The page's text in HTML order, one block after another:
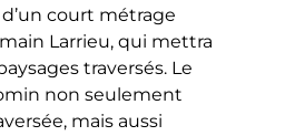
court métrage
Larrieu, qui mettra
traversés. Le
non seulement
mais aussi